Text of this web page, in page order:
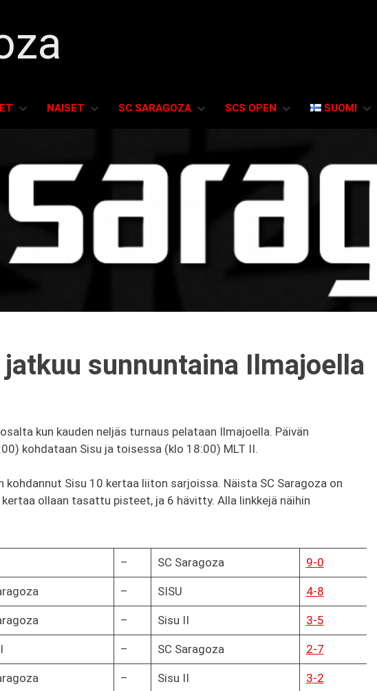
NAISET SC SARAGOZA SCS OPEN SUOMI
sunnuntaina Ilmajoella
kun kauden neljäs turnaus pelataan Ilmajoella. Päivän
kohdataan Sisu ja toisessa (klo 18:00) MLT II.
kohdannut Sisu 10 kertaa liiton sarjoissa. Näista SC Saragoza on
ollaan tasattu pisteet, ja 6 hävitty. Alla linkkejä näihin
– SC Saragoza 9-0
– SISU 4-8
– Sisu II 3-5
– SC Saragoza 2-7
– Sisu II 3-2